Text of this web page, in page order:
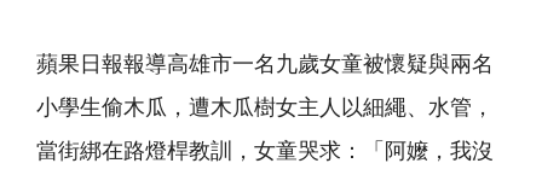
蘋果日報報導高雄市一名九歲女童被懷疑與兩名
小學生偷木瓜，遭木瓜樹女主人以細繩、水管，
當街綁在路燈桿教訓，女童哭求：「阿嬤，我沒